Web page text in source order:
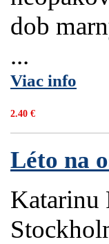
dob
...
Viac info
2.40 €
Léto na
Katarinu